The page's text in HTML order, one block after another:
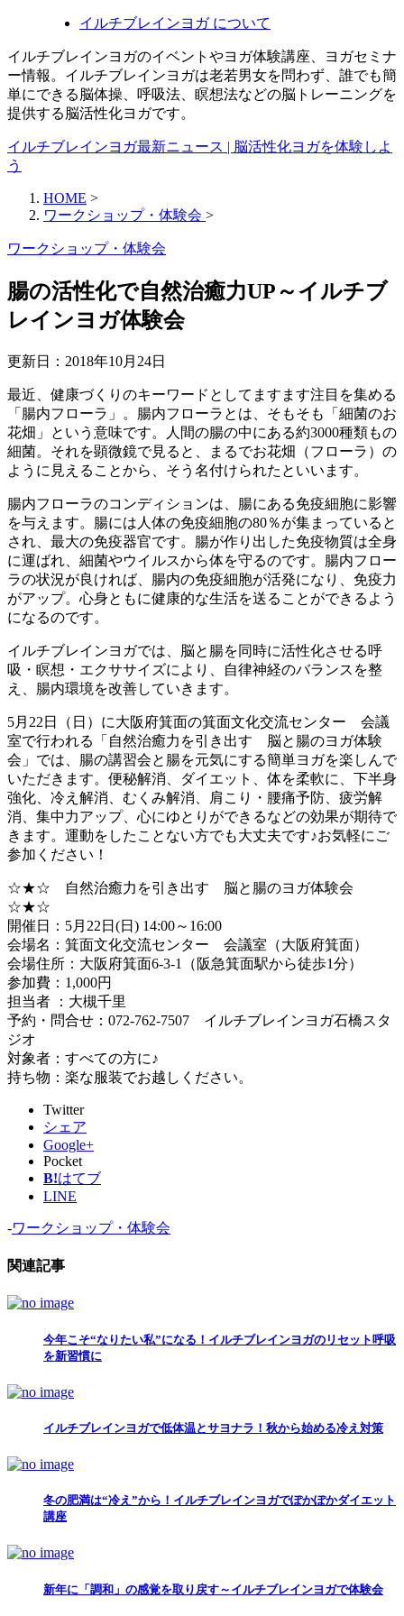
イルチブレインヨガ について
イルチブレインヨガのイベントやヨガ体験講座、ヨガセミナ
ー情報。イルチブレインヨガは老若男女を問わず、誰でも簡
単にできる脳体操、呼吸法、瞑想法などの脳トレーニングを
提供する脳活性化ヨガです。
イルチブレインヨガ最新ニュース | 脳活性化ヨガを体験しよ
う
HOME >
ワークショップ・体験会 >
ワークショップ・体験会
腸の活性化で自然治癒力UP～イルチブ
レインヨガ体験会
更新日： 2018年10月24日
最近、健康づくりのキーワードとしてますます注目を集める
「腸内フローラ」。腸内フローラとは、そもそも「細菌のお
花畑」という意味です。人間の腸の中にある約3000種類もの
細菌。それを顕微鏡で見ると、まるでお花畑（フローラ）の
ように見えることから、そう名付けられたといいます。
腸内フローラのコンディションは、腸にある免疫細胞に影響
を与えます。腸には人体の免疫細胞の80％が集まっていると
され、最大の免疫器官です。腸が作り出した免疫物質は全身
に運ばれ、細菌やウイルスから体を守るのです。腸内フロー
ラの状況が良ければ、腸内の免疫細胞が活発になり、免疫力
がアップ。心身ともに健康的な生活を送ることができるよう
になるのです。
イルチブレインヨガでは、脳と腸を同時に活性化させる呼
吸・瞑想・エクササイズにより、自律神経のバランスを整
え、腸内環境を改善していきます。
5月22日（日）に大阪府箕面の箕面文化交流センター 会議
室で行われる「自然治癒力を引き出す 脳と腸のヨガ体験
会」では、腸の講習会と腸を元気にする簡単ヨガを楽しんで
いただきます。便秘解消、ダイエット、体を柔軟に、下半身
強化、冷え解消、むくみ解消、肩こり・腰痛予防、疲労解
消、集中力アップ、心にゆとりができるなどの効果が期待で
きます。運動をしたことない方でも大丈夫です♪お気軽にご
参加ください！
☆★☆ 自然治癒力を引き出す 脳と腸のヨガ体験会
☆★☆
開催日：5月22日(日) 14:00～16:00
会場名：箕面文化交流センター 会議室（大阪府箕面）
会場住所：大阪府箕面6-3-1（阪急箕面駅から徒歩1分）
参加費：1,000円
担当者 ：大槻千里
予約・問合せ：072-762-7507 イルチブレインヨガ石橋スタ
ジオ
対象者：すべての方に♪
持ち物：楽な服装でお越しください。
Twitter
シェア
Google+
Pocket
B!はてブ
LINE
-ワークショップ・体験会
関連記事
今年こそ“なりたい私”になる！イルチブレインヨガのリセット呼吸
を新習慣に
イルチブレインヨガで低体温とサヨナラ！秋から始める冷え対策
冬の肥満は“冷え”から！イルチブレインヨガでぽかぽかダイエット
講座
新年に「調和」の感覚を取り戻す～イルチブレインヨガで体験会